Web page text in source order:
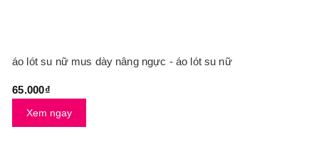
áo lót su nữ mus dày nâng ngực - áo lót su nữ
65.000₫
Xem ngay